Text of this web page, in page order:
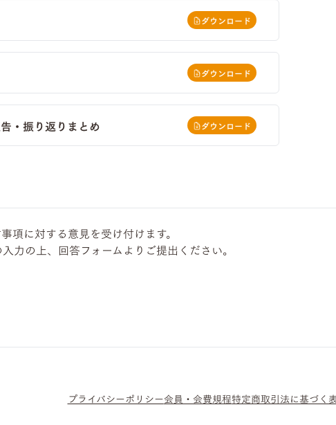
ダウンロード
ダウンロード
・振り返りまとめ ダウンロード
項に対する意見を受け付けます。
力の上、回答フォームよりご提出ください。
プライバシーポリシー会員・会費規程特定商取引法に基づく